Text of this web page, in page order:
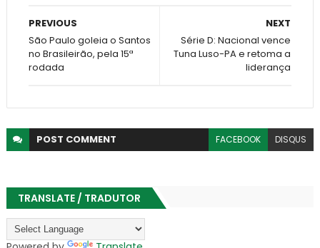
NEXT
Série D: Nacional vence
Tuna Luso-PA e retoma a
liderança
PREVIOUS
São Paulo goleia o Santos
no Brasileirão, pela 15ª
rodada
POST COMMENT FACEBOOK DISQUS
TRANSLATE / TRADUTOR